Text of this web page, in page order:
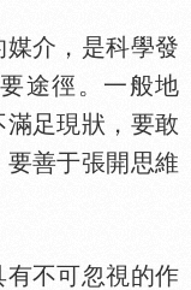
介，是科學發
途徑。一般地
足現狀，要敢
善于張開思維
不可忽視的作